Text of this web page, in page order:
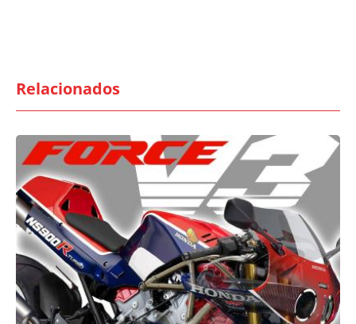
Relacionados